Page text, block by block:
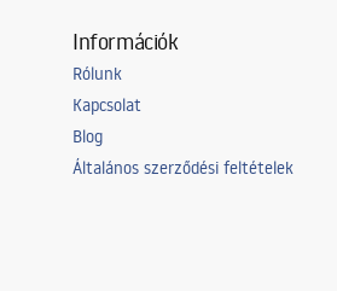
Információk
Rólunk
Kapcsolat
Blog
Általános szerződési feltételek